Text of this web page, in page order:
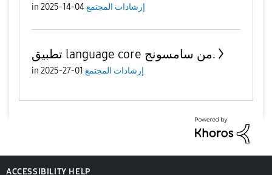
in إرشادات المجتمع04-14-2025
تطبيق language core من سامسونج.
in إرشادات المجتمع 01-27-2025
ACCESSIBILITY HELP